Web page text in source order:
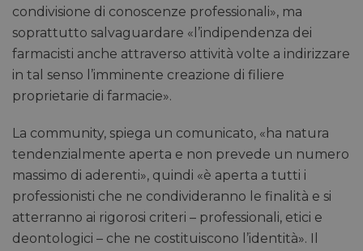
condivisione di conoscenze professionali», ma
soprattutto salvaguardare «l’indipendenza dei
farmacisti anche attraverso attività volte a indirizzare
in tal senso l’imminente creazione di filiere
proprietarie di farmacie».
La community, spiega un comunicato, «ha natura
tendenzialmente aperta e non prevede un numero
massimo di aderenti», quindi «è aperta a tutti i
professionisti che ne condivideranno le finalità e si
atterranno ai rigorosi criteri – professionali, etici e
deontologici – che ne costituiscono l’identità». Il